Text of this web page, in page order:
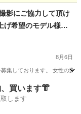
業務委託
影にご協力して頂け
希望のモデル様が
8月6日
集しております。 女性の
、買います👘
します